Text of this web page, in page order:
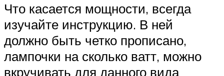
Что касается мощности, всегда
изучайте инструкцию. В ней
должно быть четко прописано,
лампочки на сколько ватт, можно
вкручивать для данного вида